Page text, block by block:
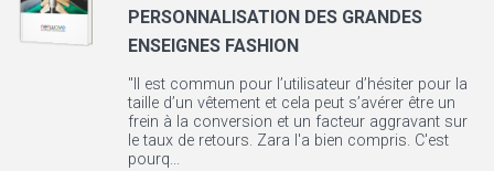
PERSONNALISATION DES GRANDES
ENSEIGNES FASHION
"Il est commun pour l’utilisateur d’hésiter pour la
taille d’un vêtement et cela peut s’avérer être un
frein à la conversion et un facteur aggravant sur
le taux de retours. Zara l'a bien compris. C'est
pourq...